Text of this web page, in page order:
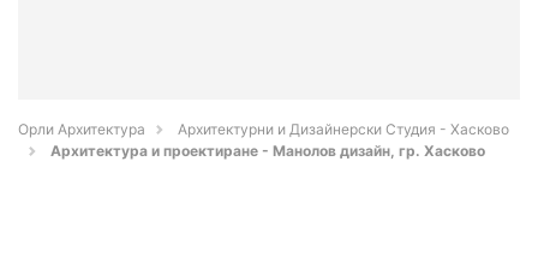
Орли Архитектура
Архитектурни и Дизайнерски Студия - Хасково
Архитектура и проектиране - Манолов дизайн, гр. Хасково